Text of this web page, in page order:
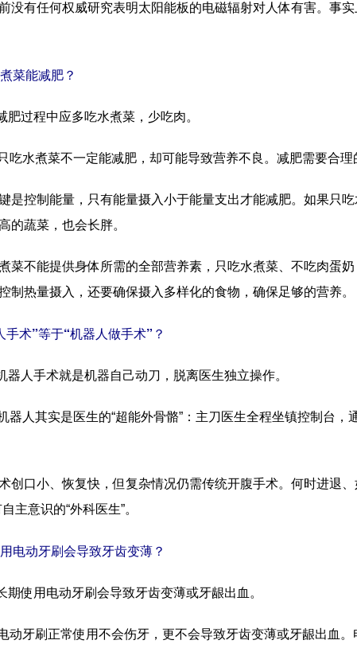
有任何权威研究表明太阳能板的电磁辐射对人体有害。事
菜能减肥？
过程中应多吃水煮菜，少吃肉。
水煮菜不一定能减肥，却可能导致营养不良。减肥需要合理
控制能量，只有能量摄入小于能量支出才能减肥。如果只
的蔬菜，也会长胖。
不能提供身体所需的全部营养素，只吃水煮菜、不吃肉蛋
制热量摄入，还要确保摄入多样化的食物，确保足够的营养。
术”等于“机器人做手术”？
人手术就是机器自己动刀，脱离医生独立操作。
人其实是医生的“超能外骨骼”：主刀医生全程坐镇控制台，
口小、恢复快，但复杂情况仍需传统开腹手术。何时进退、
主意识的“外科医生”。
电动牙刷会导致牙齿变薄？
使用电动牙刷会导致牙齿变薄或牙龈出血。
牙刷正常使用不会伤牙，更不会导致牙齿变薄或牙龈出血。